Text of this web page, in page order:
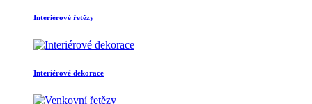
Interiérové řetězy
Interiérové dekorace